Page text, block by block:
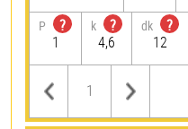
P
?
1
k
?
4,6
dk
?
12